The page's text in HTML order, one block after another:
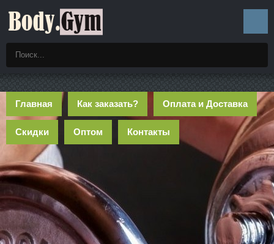
Главная Как заказать? Оплата и Доставка
Скидки Оптом Контакты